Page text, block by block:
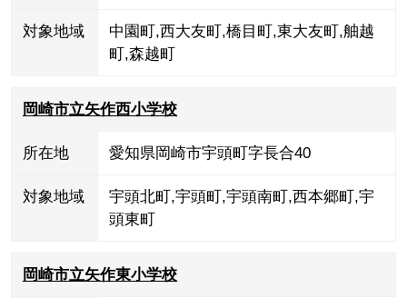
対象地域 中園町,西大友町,橋目町,東大友町,舳越
町,森越町
岡崎市立矢作西小学校
所在地 愛知県岡崎市宇頭町字長合40
対象地域 宇頭北町,宇頭町,宇頭南町,西本郷町,宇
頭東町
岡崎市立矢作東小学校